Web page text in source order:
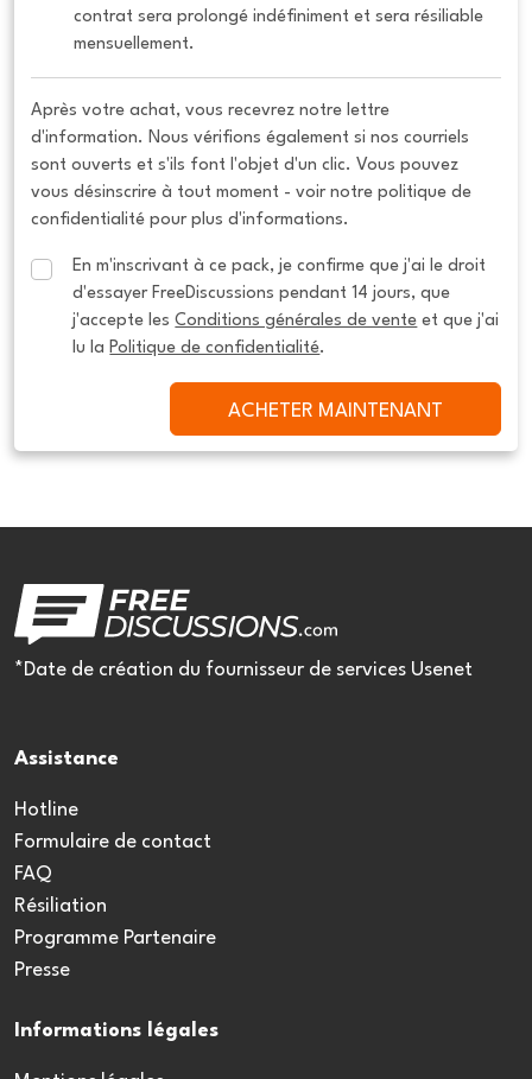
contrat sera prolongé indéfiniment et sera résiliable
mensuellement.
Après votre achat, vous recevrez notre lettre
d'information. Nous vérifions également si nos courriels
sont ouverts et s'ils font l'objet d'un clic. Vous pouvez
vous désinscrire à tout moment - voir notre politique de
confidentialité pour plus d'informations.
En m'inscrivant à ce pack, je confirme que j'ai le droit
d'essayer FreeDiscussions pendant 14 jours, que
j'accepte les Conditions générales de vente et que j'ai
lu la Politique de confidentialité.
ACHETER MAINTENANT
*Date de création du fournisseur de services Usenet
Assistance
Hotline
Formulaire de contact
FAQ
Résiliation
Programme Partenaire
Presse
Informations légales